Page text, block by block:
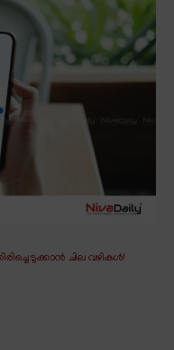
ചില വഴികൾ!